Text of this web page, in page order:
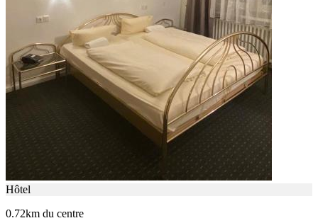
Hôtel
0.72km du centre